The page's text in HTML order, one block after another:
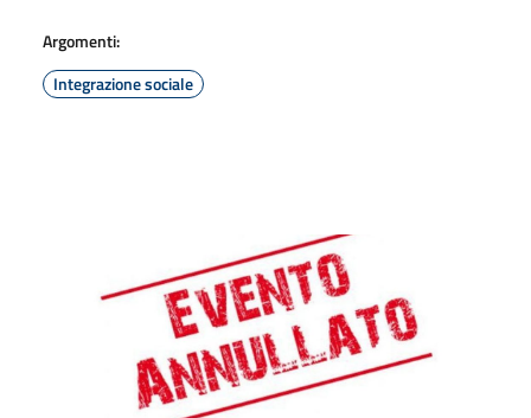
Argomenti:
Integrazione sociale